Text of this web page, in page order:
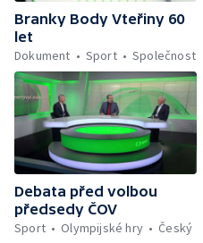
Branky Body Vteřiny 60
let
Dokument
Sport Společnost
Debata před volbou
předsedy ČOV
Sport
Olympijské hry Český